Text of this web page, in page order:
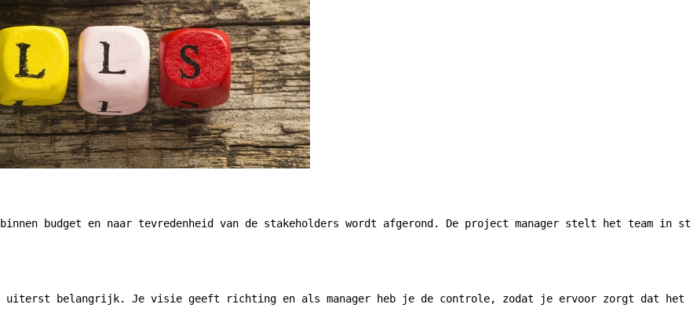
budget en naar tevredenheid van de stakeholders wordt afgerond. De project manager stelt het team
uiterst belangrijk. Je visie geeft richting en als manager heb je de controle, zodat je ervoor zorgt dat het